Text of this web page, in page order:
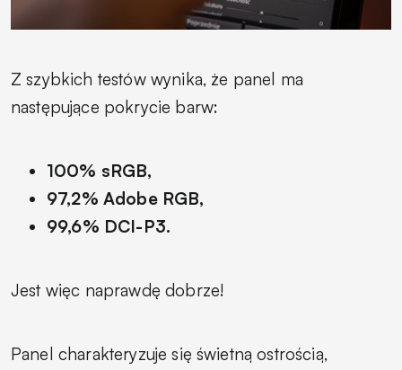
Z szybkich testów wynika, że panel ma
następujące pokrycie barw:
100% sRGB,
97,2% Adobe RGB,
99,6% DCI-P3.
Jest więc naprawdę dobrze!
Panel charakteryzuje się świetną ostrością,